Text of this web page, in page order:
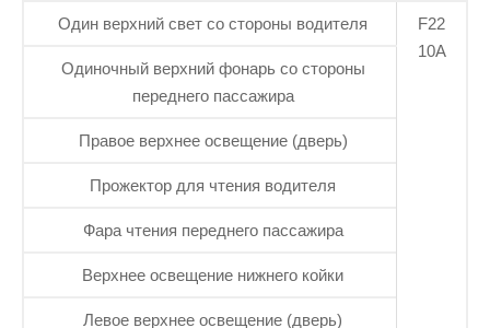
Один верхний свет со стороны водителя
F22
10А
Одиночный верхний фонарь со стороны
переднего пассажира
Правое верхнее освещение (дверь)
Прожектор для чтения водителя
Фара чтения переднего пассажира
Верхнее освещение нижнего койки
Левое верхнее освещение (дверь)